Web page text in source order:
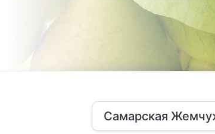
Самарская